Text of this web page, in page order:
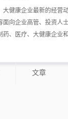
大健康企业最新的经营
面向企业高管、投资人
药、医疗、大健康企业
文章